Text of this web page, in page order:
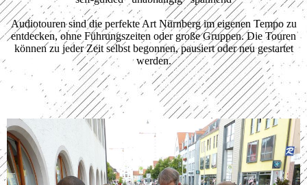
Audiotouren sind die perfekte Art Nürnberg im eigenen Tempo zu
entdecken, ohne Führungszeiten oder große Gruppen. Die Touren
können zu jeder Zeit selbst begonnen, pausiert oder neu gestartet
werden.